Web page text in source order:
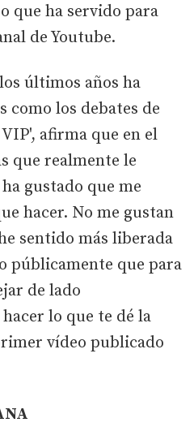
que ha servido para
de Youtube.
últimos años ha
como los debates de
afirma que en el
que realmente le
gustado que me
hacer. No me gustan
sentido más liberada
públicamente que para
de lado
lo que te dé la
vídeo publicado